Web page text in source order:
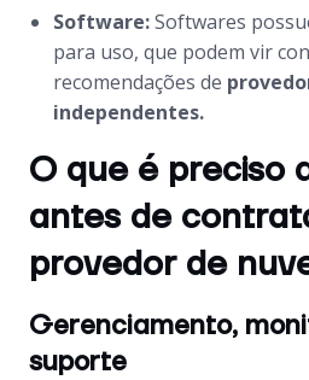
Software:Softwares
para uso, que podem vir
recomendações de
independentes.
O que é preciso
antes de
provedor de
Gerenciamento,
suporte